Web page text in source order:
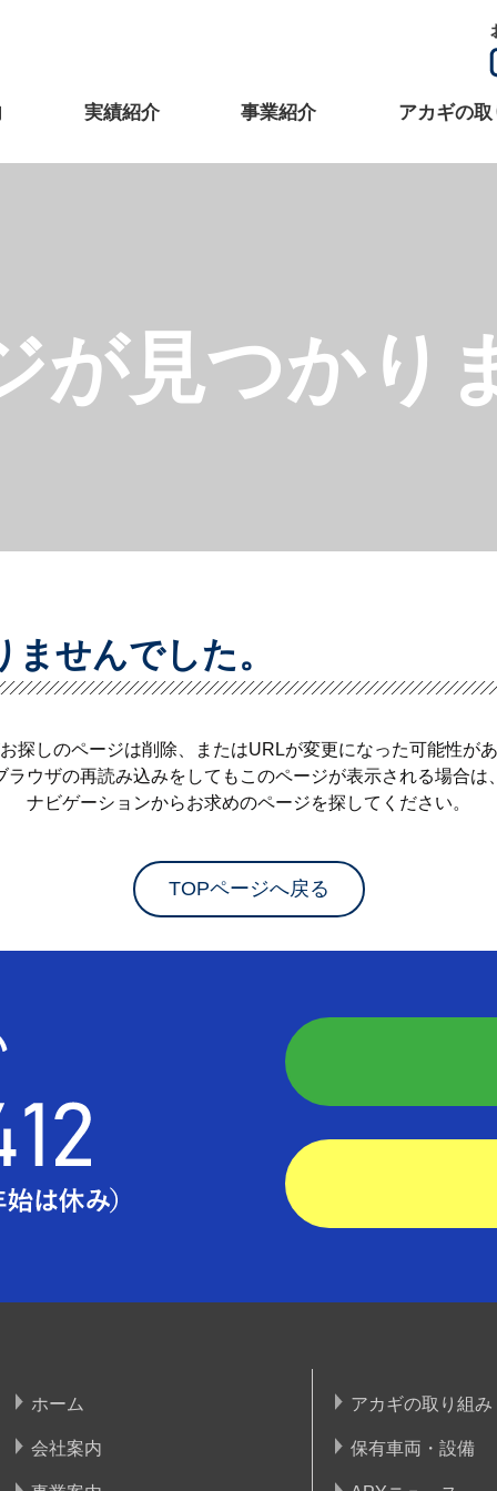
実績紹介 事業紹介 アカギの
が見つかり
せんでした。
探しのページは削除、またはURLが変更になった可能性があ
ラウザの再読み込みをしてもこのページが表示される場合は、
ナビゲーションからお求めのページを探してください。
TOPページへ戻る
ホーム
会社案内
アカギの取り組み
保有車両・設備